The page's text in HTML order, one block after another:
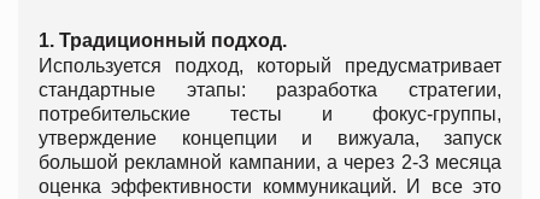
1. Традиционный подход.
Используется подход, который предусматривает
стандартные этапы: разработка стратегии,
потребительские тесты и фокус-группы,
утверждение концепции и вижуала, запуск
большой рекламной кампании, а через 2-3 месяца
оценка эффективности коммуникаций. И все это